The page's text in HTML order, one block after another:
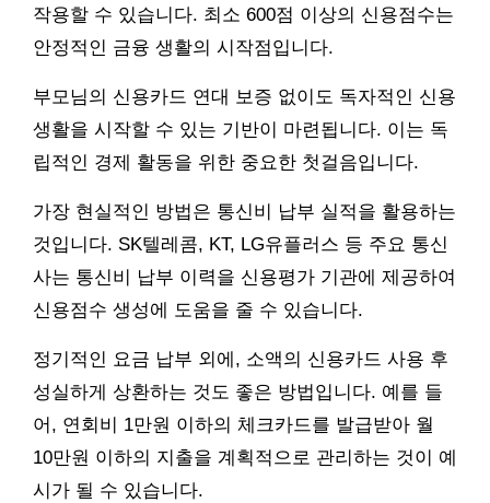
작용할 수 있습니다. 최소 600점 이상의 신용점수는
안정적인 금융 생활의 시작점입니다.
부모님의 신용카드 연대 보증 없이도 독자적인 신용
생활을 시작할 수 있는 기반이 마련됩니다. 이는 독
립적인 경제 활동을 위한 중요한 첫걸음입니다.
가장 현실적인 방법은 통신비 납부 실적을 활용하는
것입니다. SK텔레콤, KT, LG유플러스 등 주요 통신
사는 통신비 납부 이력을 신용평가 기관에 제공하여
신용점수 생성에 도움을 줄 수 있습니다.
정기적인 요금 납부 외에, 소액의 신용카드 사용 후
성실하게 상환하는 것도 좋은 방법입니다. 예를 들
어, 연회비 1만원 이하의 체크카드를 발급받아 월
10만원 이하의 지출을 계획적으로 관리하는 것이 예
시가 될 수 있습니다.